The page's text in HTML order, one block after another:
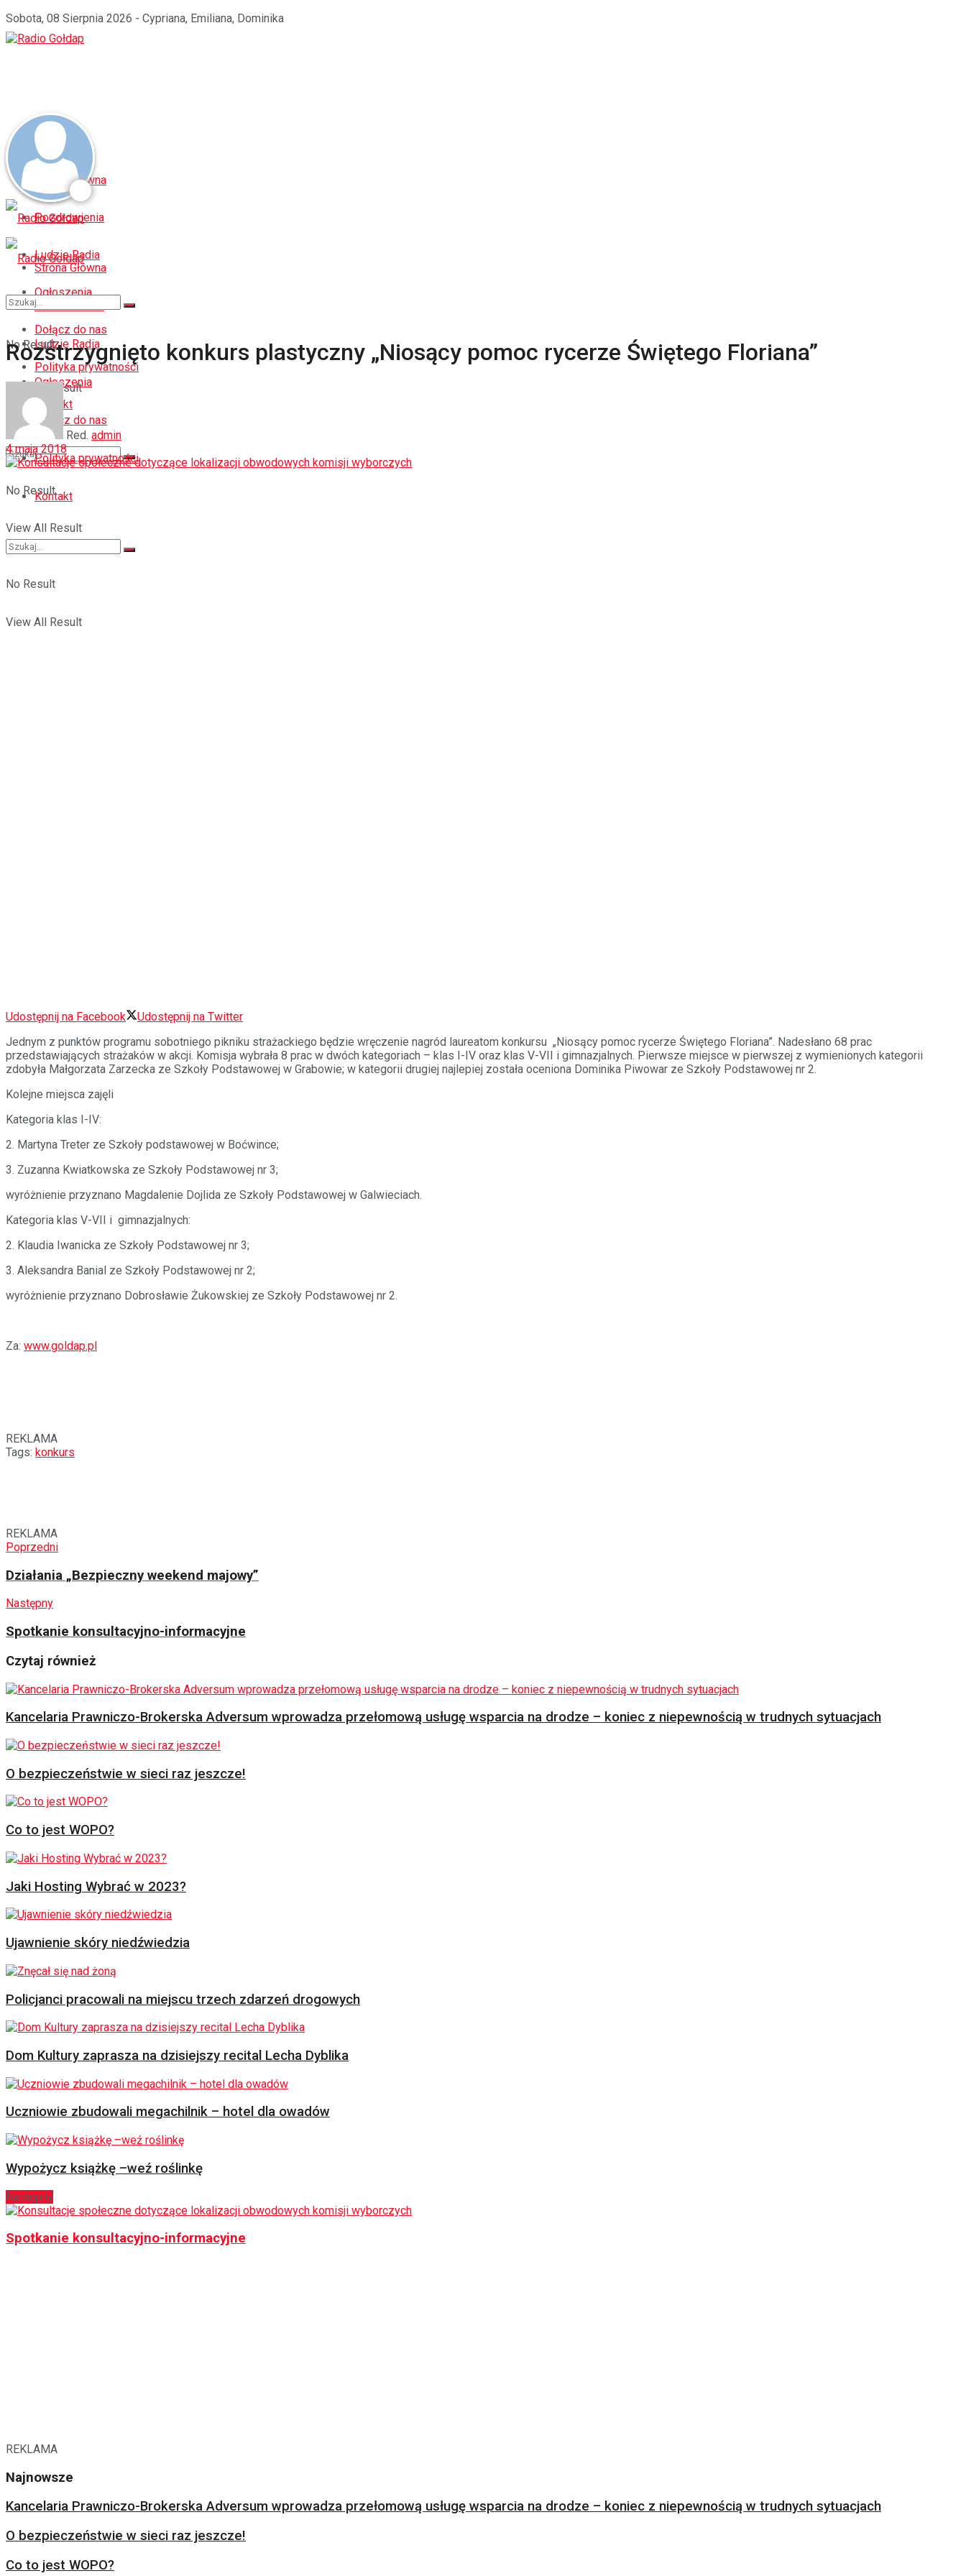
Sobota, 08 Sierpnia 2026 - Cypriana, Emiliana, Dominika
Strona Główna
Pozdrowienia
Ludzie Radia
Ogłoszenia
Dołącz do nas
Polityka prywatności
Kontakt
No Result
View All Result
Strona Główna
Pozdrowienia
Ludzie Radia
Ogłoszenia
Dołącz do nas
Polityka prywatności
Kontakt
No Result
View All Result
No Result
View All Result
Rozstrzygnięto konkurs plastyczny „Niosący pomoc rycerze Świętego Floriana”
Red. admin
4 maja 2018
Udostępnij na Facebook
Udostępnij na Twitter
Jednym z punktów programu sobotniego pikniku strażackiego będzie wręczenie nagród laureatom konkursu „Niosący pomoc rycerze Świętego Floriana”. Nadesłano 68 prac
przedstawiających strażaków w akcji. Komisja wybrała 8 prac w dwóch kategoriach – klas I-IV oraz klas V-VII i gimnazjalnych. Pierwsze miejsce w pierwszej z wymienionych kategorii
zdobyła Małgorzata Zarzecka ze Szkoły Podstawowej w Grabowie; w kategorii drugiej najlepiej została oceniona Dominika Piwowar ze Szkoły Podstawowej nr 2.
Kolejne miejsca zajęli
Kategoria klas I-IV:
2. Martyna Treter ze Szkoły podstawowej w Boćwince;
3. Zuzanna Kwiatkowska ze Szkoły Podstawowej nr 3;
wyróżnienie przyznano Magdalenie Dojlida ze Szkoły Podstawowej w Galwieciach.
Kategoria klas V-VII i gimnazjalnych:
2. Klaudia Iwanicka ze Szkoły Podstawowej nr 3;
3. Aleksandra Banial ze Szkoły Podstawowej nr 2;
wyróżnienie przyznano Dobrosławie Żukowskiej ze Szkoły Podstawowej nr 2.
Za: www.goldap.pl
REKLAMA
Tags: konkurs
REKLAMA
Poprzedni
Działania „Bezpieczny weekend majowy”
Następny
Spotkanie konsultacyjno-informacyjne
Czytaj również
Kancelaria Prawniczo-Brokerska Adversum wprowadza przełomową usługę wsparcia na drodze – koniec z niepewnością w trudnych sytuacjach
O bezpieczeństwie w sieci raz jeszcze!
Co to jest WOPO?
Jaki Hosting Wybrać w 2023?
Ujawnienie skóry niedźwiedzia
Policjanci pracowali na miejscu trzech zdarzeń drogowych
Dom Kultury zaprasza na dzisiejszy recital Lecha Dyblika
Uczniowie zbudowali megachilnik – hotel dla owadów
Wypożycz książkę –weź roślinkę
Następny
Spotkanie konsultacyjno-informacyjne
REKLAMA
Najnowsze
Kancelaria Prawniczo-Brokerska Adversum wprowadza przełomową usługę wsparcia na drodze – koniec z niepewnością w trudnych sytuacjach
O bezpieczeństwie w sieci raz jeszcze!
Co to jest WOPO?